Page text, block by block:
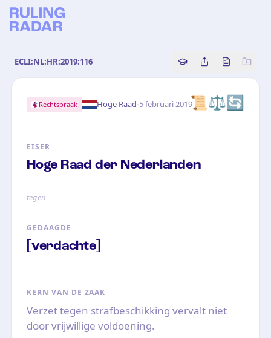
ECLI:NL:HR:2019:116 Copy source
Share this
Bekijk
📜⚖️🔄
Rechtspraak Hoge Raad·5 februari 2019
EISER
Hoge Raad der Nederlanden
tegen
GEDAAGDE
[verdachte]
KERN VAN DE ZAAK
Verzet tegen strafbeschikking vervalt niet
door vrijwillige voldoening.